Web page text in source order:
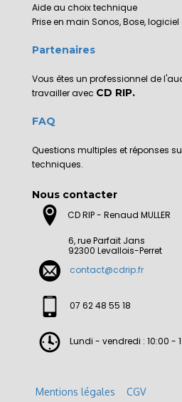
Aide au choix technique
Prise en main Sonos, Bose,
Partenaires
Vous êtes un professionnel de
travailler avec CD RIP.
FAQ
Questions multiples et réponses
techniques.
Nous contacter
CD RIP - Renaud MULLER
6, rue Parfait Jans
92300 Levallois-Perret
contact@cdrip.fr
07 62 48 55 18
Lundi - vendredi : 10:00 -
Mentions légales CGV